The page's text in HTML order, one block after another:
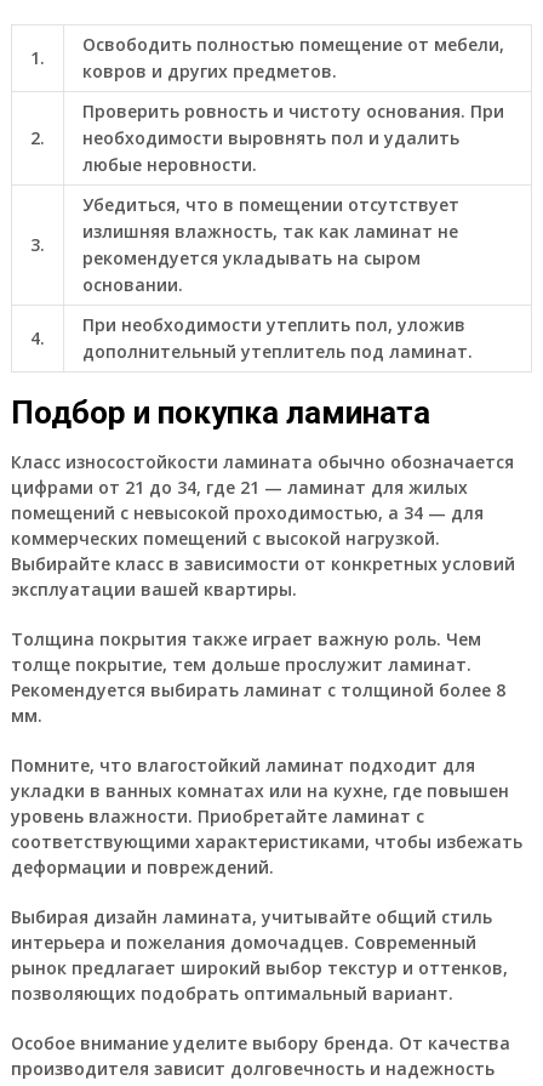
1.
Освободить полностью помещение от мебели,
ковров и других предметов.
2.
Проверить ровность и чистоту основания. При
необходимости выровнять пол и удалить
любые неровности.
3.
Убедиться, что в помещении отсутствует
излишняя влажность, так как ламинат не
рекомендуется укладывать на сыром
основании.
4.
При необходимости утеплить пол, уложив
дополнительный утеплитель под ламинат.
Подбор и покупка ламината
Класс износостойкости ламината обычно обозначается
цифрами от 21 до 34, где 21 — ламинат для жилых
помещений с невысокой проходимостью, а 34 — для
коммерческих помещений с высокой нагрузкой.
Выбирайте класс в зависимости от конкретных условий
эксплуатации вашей квартиры.
Толщина покрытия также играет важную роль. Чем
толще покрытие, тем дольше прослужит ламинат.
Рекомендуется выбирать ламинат с толщиной более 8
мм.
Помните, что влагостойкий ламинат подходит для
укладки в ванных комнатах или на кухне, где повышен
уровень влажности. Приобретайте ламинат с
соответствующими характеристиками, чтобы избежать
деформации и повреждений.
Выбирая дизайн ламината, учитывайте общий стиль
интерьера и пожелания домочадцев. Современный
рынок предлагает широкий выбор текстур и оттенков,
позволяющих подобрать оптимальный вариант.
Особое внимание уделите выбору бренда. От качества
производителя зависит долговечность и надежность